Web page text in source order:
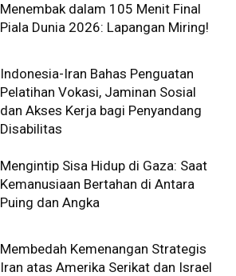
Menembak dalam 105 Menit Final
Piala Dunia 2026: Lapangan Miring!
Indonesia-Iran Bahas Penguatan
Pelatihan Vokasi, Jaminan Sosial
dan Akses Kerja bagi Penyandang
Disabilitas
Mengintip Sisa Hidup di Gaza: Saat
Kemanusiaan Bertahan di Antara
Puing dan Angka
Membedah Kemenangan Strategis
Iran atas Amerika Serikat dan Israel